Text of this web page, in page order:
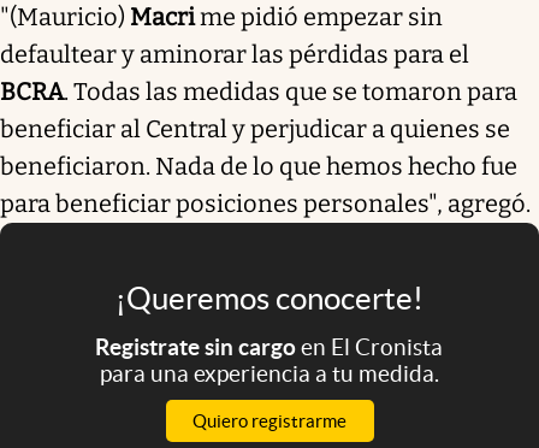
"(Mauricio) Macrime pidió empezar sin
defaultear y aminorar las pérdidas para el
BCRA. Todas las medidas que se tomaron para
beneficiar al Central y perjudicar a quienes se
beneficiaron. Nada de lo que hemos hecho fue
para beneficiar posiciones personales", agregó.
¡Queremos conocerte!
Registrate sin cargoen El Cronista
para una experiencia a tu medida.
Quiero registrarme